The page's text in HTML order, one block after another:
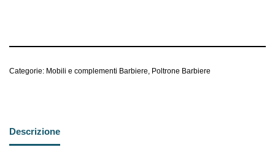
Categorie: Mobili e complementi Barbiere, Poltrone Barbiere
Descrizione